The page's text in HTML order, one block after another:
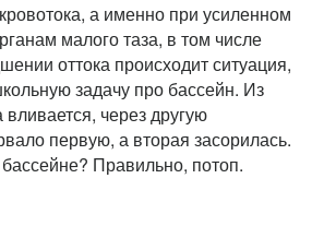
а именно при усиленном
малого таза, в том числе
оттока происходит ситуация,
задачу про бассейн. Из
через другую
первую, а вторая засорилась.
Правильно, потоп.